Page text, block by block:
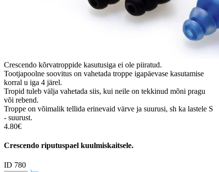
Crescendo kõrvatroppide kasutusiga ei ole piiratud.
Tootjapoolne soovitus on vahetada troppe igapäevase kasutamise
korral u iga 4 järel.
Tropid tuleb välja vahetada siis, kui neile on tekkinud mõni pragu
või rebend.
Troppe on võimalik tellida erinevaid värve ja suurusi, sh ka lastele S
- suurust.
4.80€
Crescendo riputuspael kuulmiskaitsele.
ID 780